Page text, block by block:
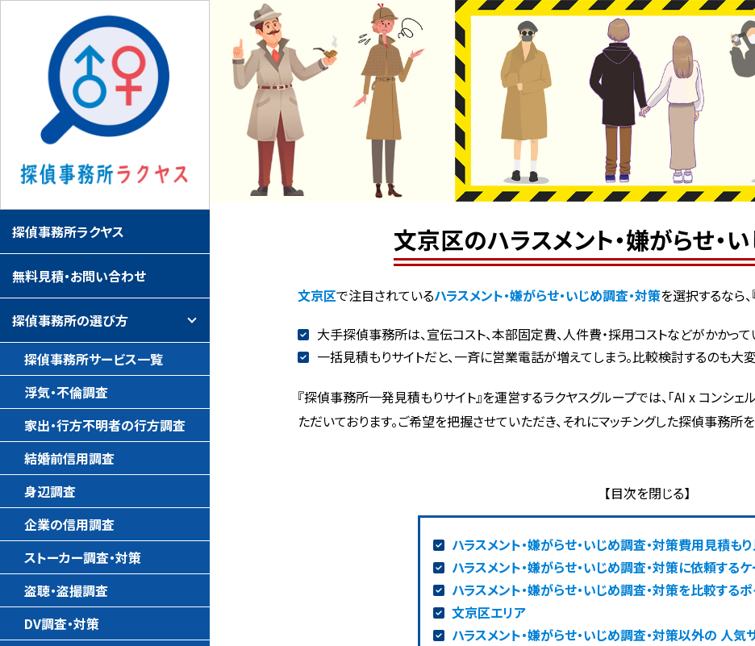
文京区のハラスメント・嫌がらせ・
文京区で注目されているハラスメント・嫌がらせ・いじめ調査・対策を選択するなら
大手探偵事務所は、宣伝コスト、本部固定費、人件費・採用コストなどがかかって
一括見積もりサイトだと、一斉に営業電話が増えてしまう。比較検討するのも大変
『探偵事務所一発見積もりサイト』を運営するラクヤスグループでは、「AI x コンシ
ただいております。ご希望を把握させていただき、それにマッチングした探偵事務所
ハラスメント・嫌がらせ・いじめ調査・対策費用見積も
ハラスメント・嫌がらせ・いじめ調査・対策に依頼する
ハラスメント・嫌がらせ・いじめ調査・対策を比較する
文京区エリア
ハラスメント・嫌がらせ・いじめ調査・対策以外の 人気
探偵事務所ラクヤス
無料見積・お問い合わせ
探偵事務所の選び方
探偵事務所サービス一覧
浮気・不倫調査
家出・行方不明者の行方調査
結婚前信用調査
身辺調査
企業の信用調査
ストーカー調査・対策
盗聴・盗撮調査
DV調査・対策